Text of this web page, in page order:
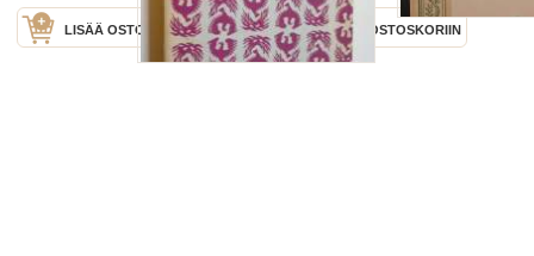
LISÄÄ OSTOSKORIIN LISÄÄ OSTOSKORIIN